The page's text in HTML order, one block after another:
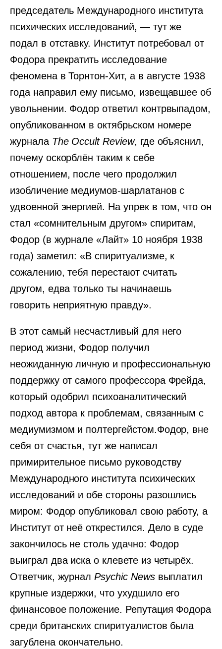
председатель Международного института
психических исследований, — тут же
подал в отставку. Институт потребовал от
Фодора прекратить исследование
феномена в Торнтон-Хит, а в августе 1938
года направил ему письмо, извещавшее об
увольнении. Фодор ответил контрвыпадом,
опубликованном в октябрьском номере
журнала The Occult Review, где объяснил,
почему оскорблён таким к себе
отношением, после чего продолжил
изобличение медиумов-шарлатанов с
удвоенной энергией. На упрек в том, что он
стал «сомнительным другом» спиритам,
Фодор (в журнале «Лайт» 10 ноября 1938
года) заметил: «В спиритуализме, к
сожалению, тебя перестают считать
другом, едва только ты начинаешь
говорить неприятную правду».
В этот самый несчастливый для него
период жизни, Фодор получил
неожиданную личную и профессиональную
поддержку от самого профессора Фрейда,
который одобрил психоаналитический
подход автора к проблемам, связанным с
медиумизмом и полтергейстом.Фодор, вне
себя от счастья, тут же написал
примирительное письмо руководству
Международного института психических
исследований и обе стороны разошлись
миром: Фодор опубликовал свою работу, а
Институт от неё открестился. Дело в суде
закончилось не столь удачно: Фодор
выиграл два иска о клевете из четырёх.
Ответчик, журналPsychic Newsвыплатил
крупные издержки, что ухудшило его
финансовое положение. Репутация Фодора
среди британских спиритуалистов была
загублена окончательно.